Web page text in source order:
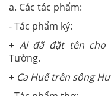
a. Các tác phẩm:
- Tác phẩm ký:
+ Ai đã đặt tên cho
Tường.
+ Ca Huế trên sông